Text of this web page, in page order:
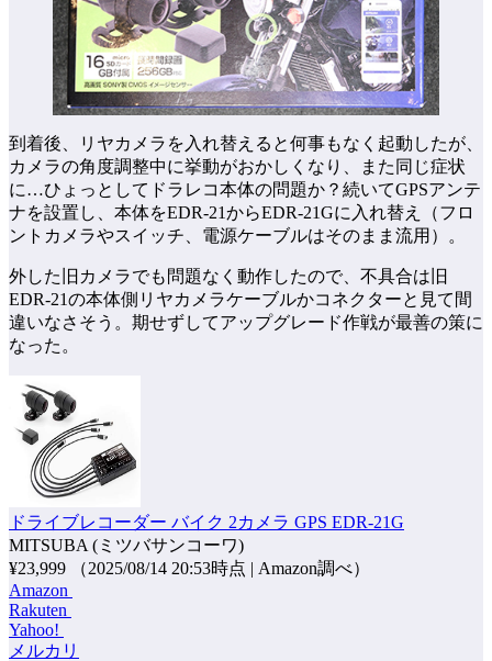
到着後、リヤカメラを入れ替えると何事もなく起動したが、
カメラの角度調整中に挙動がおかしくなり、また同じ症状
に…ひょっとしてドラレコ本体の問題か？続いてGPSアンテ
ナを設置し、本体をEDR-21からEDR-21Gに入れ替え（フロ
ントカメラやスイッチ、電源ケーブルはそのまま流用）。
外した旧カメラでも問題なく動作したので、不具合は旧
EDR-21の本体側リヤカメラケーブルかコネクターと見て間
違いなさそう。期せずしてアップグレード作戦が最善の策に
なった。
ドライブレコーダー バイク 2カメラ GPS EDR-21G
MITSUBA (ミツバサンコーワ)
¥23,999
（2025/08/14 20:53時点 | Amazon調べ）
Amazon
Rakuten
Yahoo!
メルカリ